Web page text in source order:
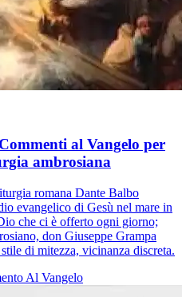
al Vangelo per
ambrosiana
romana Dante Balbo
evangelico di Gesù nel mare in
che ci è offerto ogni giorno;
don Giuseppe Grampa
di mitezza, vicinanza discreta.
Al Vangelo